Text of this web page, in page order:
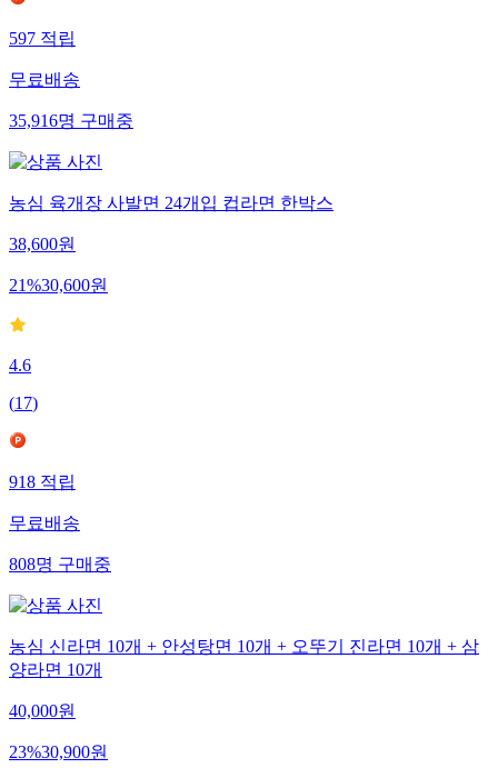
597 적립
무료배송
35,916명 구매중
농심 육개장 사발면 24개입 컵라면 한박스
38,600원
21%30,600원
4.6
(17)
918 적립
무료배송
808명 구매중
농심 신라면 10개 + 안성탕면 10개 + 오뚜기 진라면 10개 + 삼
양라면 10개
40,000원
23%30,900원